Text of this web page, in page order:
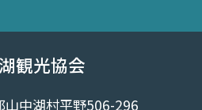
観光協会
山中湖村平野506-296